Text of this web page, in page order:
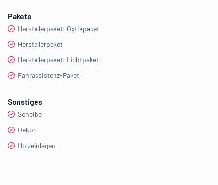
Pakete
Herstellerpaket: Optikpaket
Herstellerpaket
Herstellerpaket: Lichtpaket
Fahrassistenz-Paket
Sonstiges
Scheibe
Dekor
Holzeinlagen